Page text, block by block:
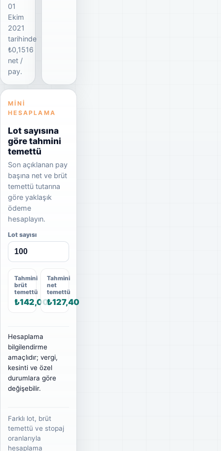
01
Ekim
2021
tarihinde
₺0,1516
net /
pay.
MINI
HESAPLAMA
Lot sayısına
göre tahmini
temettü
Son açıklanan pay
başına net ve brüt
temettü tutarına
göre yaklaşık
ödeme
hesaplayın.
Lot sayısı
Tahmini
brüt
temettü
₺142,00
Tahmini
net
temettü
₺127,40
Hesaplama
bilgilendirme
amaçlıdır; vergi,
kesinti ve özel
durumlara göre
değişebilir.
Farklı lot, brüt
temettü ve stopaj
oranlarıyla
hesaplama